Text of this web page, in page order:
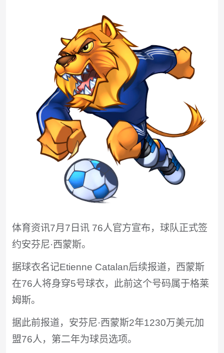
体育资讯7月7日讯 76人官方宣布，球队正式签
约安芬尼·西蒙斯。
据球衣名记Etienne Catalan后续报道，西蒙斯
在76人将身穿5号球衣，此前这个号码属于格莱
姆斯。
据此前报道，安芬尼·西蒙斯2年1230万美元加
盟76人，第二年为球员选项。